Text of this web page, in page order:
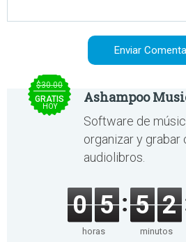
$30.00
GRATIS
HOY
Ashampoo
Software de
organizar y grabar
audiolibros.
0 5
horas
5 2
minutos